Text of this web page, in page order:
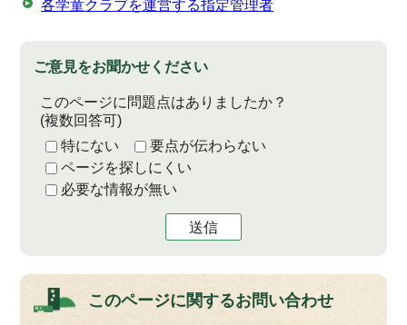
各学童クラブを運営する指定管理者
ご意見をお聞かせください
このページに問題点はありましたか？
(複数回答可)
特にない
要点が伝わらない
ページを探しにくい
必要な情報が無い
送信
このページに関するお問い合わせ